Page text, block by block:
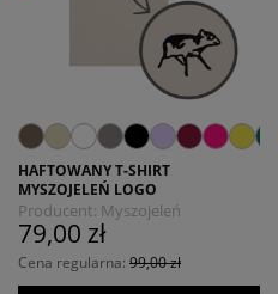
HAFTOWANY T-SHIRT
MYSZOJELEŃ LOGO
Producent: Myszojeleń
79,00 zł
Cena regularna: 99,00 zł